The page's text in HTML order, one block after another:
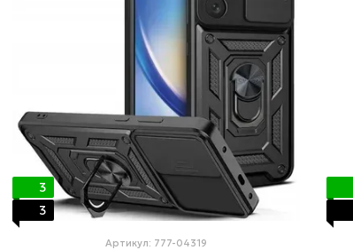
3
3
Артикул: 777-04319